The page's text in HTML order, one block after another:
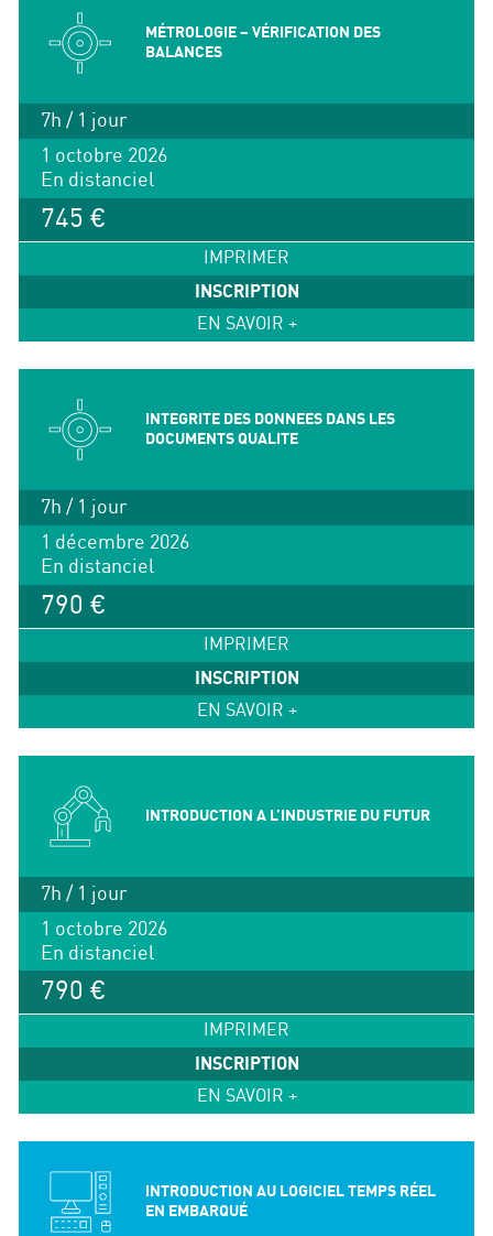
MÉTROLOGIE – VÉRIFICATION DES
BALANCES
7h / 1 jour
1 octobre 2026
En distanciel
745 €
IMPRIMER
INSCRIPTION
EN SAVOIR +
INTEGRITE DES DONNEES DANS LES
DOCUMENTS QUALITE
7h / 1 jour
1 décembre 2026
En distanciel
790 €
IMPRIMER
INSCRIPTION
EN SAVOIR +
INTRODUCTION A L’INDUSTRIE DU FUTUR
7h / 1 jour
1 octobre 2026
En distanciel
790 €
IMPRIMER
INSCRIPTION
EN SAVOIR +
INTRODUCTION AU LOGICIEL TEMPS RÉEL
EN EMBARQUÉ